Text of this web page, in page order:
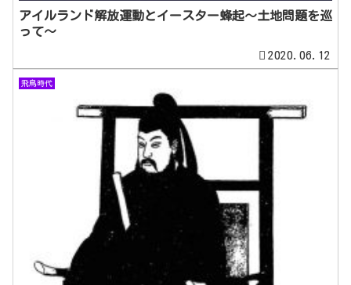
アイルランド解放運動とイースター蜂起～土地問題を巡
って～
2020.06.12
飛鳥時代